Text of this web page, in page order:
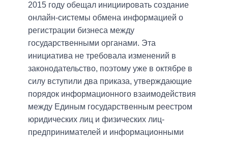
2015 году обещал инициировать создание
онлайн-системы обмена информацией о
регистрации бизнеса между
государственными органами. Эта
инициатива не требовала изменений в
законодательство, поэтому уже в октябре в
силу вступили два приказа, утверждающие
порядок информационного взаимодействия
между Единым государственным реестром
юридических лиц и физических лиц-
предпринимателей и информационными